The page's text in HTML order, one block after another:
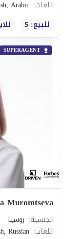
اللغات:
Arabic
للبيع: 5
SUPERAGENT
Muromtseva
الجنسية: روسيا
اللغات:
Russian